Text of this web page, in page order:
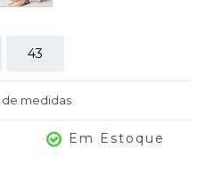
43
medidas
Em Estoque